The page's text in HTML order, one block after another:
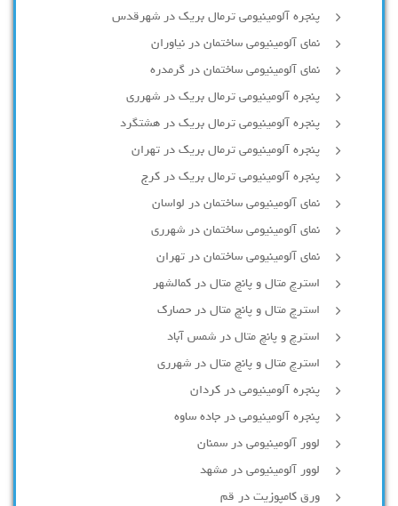
پنجره آلومینیومی ترمال بریک در شهرقدس
نمای آلومینیومی ساختمان در نیاوران
نمای آلومینیومی ساختمان در گرمدره
پنجره آلومینیومی ترمال بریک در شهرری
پنجره آلومینیومی ترمال بریک در هشتگرد
پنجره آلومینیومی ترمال بریک در تهران
پنجره آلومینیومی ترمال بریک در کرج
نمای آلومینیومی ساختمان در لواسان
نمای آلومینیومی ساختمان در شهرری
نمای آلومینیومی ساختمان در تهران
استرچ متال و پانچ متال در کمالشهر
استرچ متال و پانچ متال در حصارك
استرچ و پانچ متال در شمس آباد
استرچ متال و پانچ متال در شهرری
پنجره آلومینیومی در کردان
پنجره آلومینیومی در جاده ساوه
لوور آلومینیومی در سمنان
لوور آلومینیومی در مشهد
ورق کامپوزیت در قم